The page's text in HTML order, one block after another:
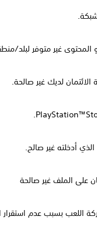
المحتوى غير متوفر لبلد/
لديك غير صالحة.
أدخلته غير صالح.
على الملف غير صالحة
اللعب بسبب عدم استقرار